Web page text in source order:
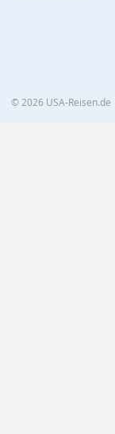
© 2026 USA-Reisen.de